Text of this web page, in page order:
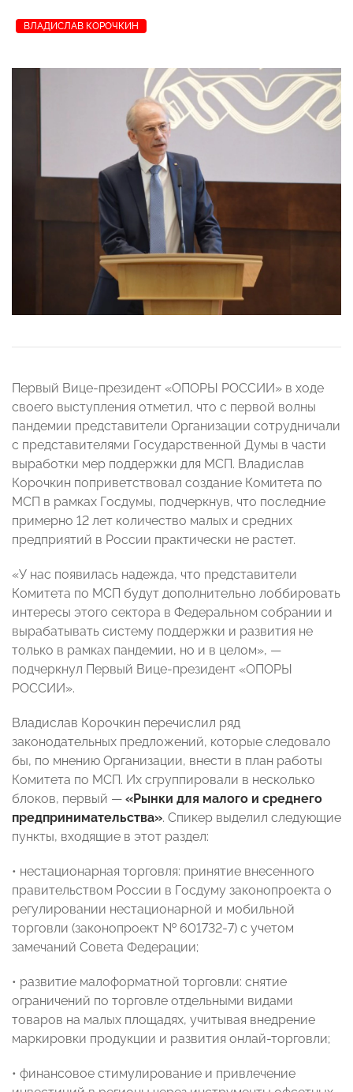
ВЛАДИСЛАВ КОРОЧКИН
Первый Вице-президент «ОПОРЫ РОССИИ» в ходе
своего выступления отметил, что с первой волны
пандемии представители Организации сотрудничали
с представителями Государственной Думы в части
выработки мер поддержки для МСП. Владислав
Корочкин поприветствовал создание Комитета по
МСП в рамках Госдумы, подчеркнув, что последние
примерно 12 лет количество малых и средних
предприятий в России практически не растет.
«У нас появилась надежда, что представители
Комитета по МСП будут дополнительно лоббировать
интересы этого сектора в Федеральном собрании и
вырабатывать систему поддержки и развития не
только в рамках пандемии, но и в целом», —
подчеркнул Первый Вице-президент «ОПОРЫ
РОССИИ».
Владислав Корочкин перечислил ряд
законодательных предложений, которые следовало
бы, по мнению Организации, внести в план работы
Комитета по МСП. Их сгруппировали в несколько
блоков, первый — «Рынки для малого и среднего
предпринимательства». Спикер выделил следующие
пункты, входящие в этот раздел:
• нестационарная торговля: принятие внесенного
правительством России в Госдуму законопроекта о
регулировании нестационарной и мобильной
торговли (законопроект № 601732-7) с учетом
замечаний Совета Федерации;
• развитие малоформатной торговли: снятие
ограничений по торговле отдельными видами
товаров на малых площадях, учитывая внедрение
маркировки продукции и развития онлай-торговли;
• финансовое стимулирование и привлечение